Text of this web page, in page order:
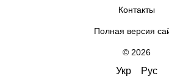
Контакты
Полная версия
© 2026
Укр Рус